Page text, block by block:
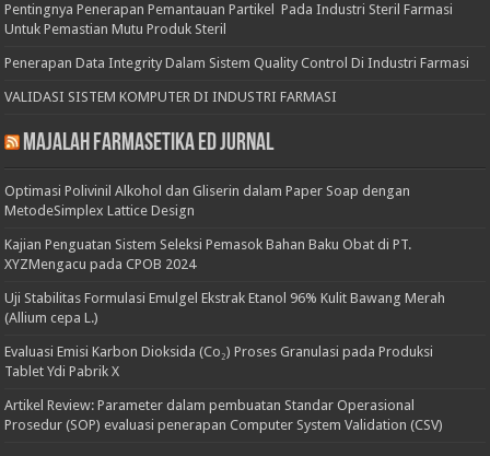
Pentingnya Penerapan Pemantauan Partikel Pada Industri Steril Farmasi
Untuk Pemastian Mutu Produk Steril
Penerapan Data Integrity Dalam Sistem Quality Control Di Industri Farmasi
VALIDASI SISTEM KOMPUTER DI INDUSTRI FARMASI
Majalah Farmasetika Ed Jurnal
Optimasi Polivinil Alkohol dan Gliserin dalam Paper Soap dengan
MetodeSimplex Lattice Design
Kajian Penguatan Sistem Seleksi Pemasok Bahan Baku Obat di PT.
XYZMengacu pada CPOB 2024
Uji Stabilitas Formulasi Emulgel Ekstrak Etanol 96% Kulit Bawang Merah
(Allium cepa L.)
Evaluasi Emisi Karbon Dioksida (Co₂) Proses Granulasi pada Produksi
Tablet Ydi Pabrik X
Artikel Review: Parameter dalam pembuatan Standar Operasional
Prosedur (SOP) evaluasi penerapan Computer System Validation (CSV)